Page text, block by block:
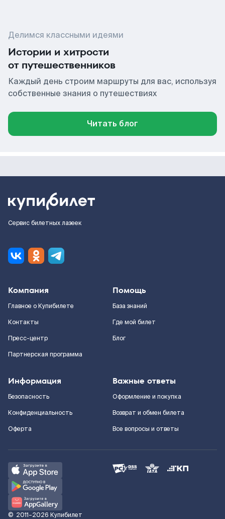
Делимся классными идеями
Истории и хитрости
от путешественников
Каждый день строим маршруты для вас, используя
собственные знания о путешествиях
Читать блог
Сервис билетных лазеек
Компания
Главное о Купибилете
Контакты
Пресс-центр
Партнерская программа
Помощь
База знаний
Где мой билет
Блог
Информация
Безопасность
Конфиденциальность
Оферта
Важные ответы
Оформление и покупка
Возврат и обмен билета
Все вопросы и ответы
© 2011–2026 Купибилет